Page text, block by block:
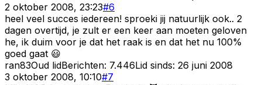
2 oktober 2008, 23:23#6
heel veel succes iedereen! sproeki jij natuurlijk ook.. 2
dagen overtijd, je zult er een keer aan moeten geloven
he, ik duim voor je dat het raak is en dat het nu 100%
goed gaat 😃
ran83Oud lidBerichten: 7.446Lid sinds: 26 juni 2008
3 oktober 2008, 10:10#7